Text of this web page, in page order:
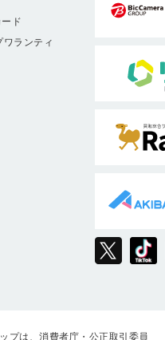
ド
ランティ
プは、消費者庁・公正取引委員